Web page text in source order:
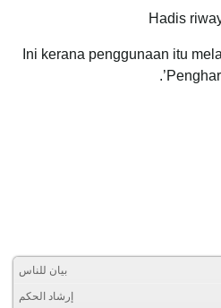
Hadis
Ini kerana penggunaan itu
بيان للناس
إرشاد الحكم